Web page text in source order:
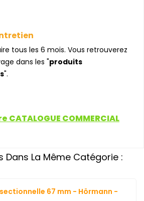
tous les 6 mois. Vous retrouverez
dans les "produits
".
COMMERCIAL
Dans La Même Catégorie :
67 mm - Hörmann -